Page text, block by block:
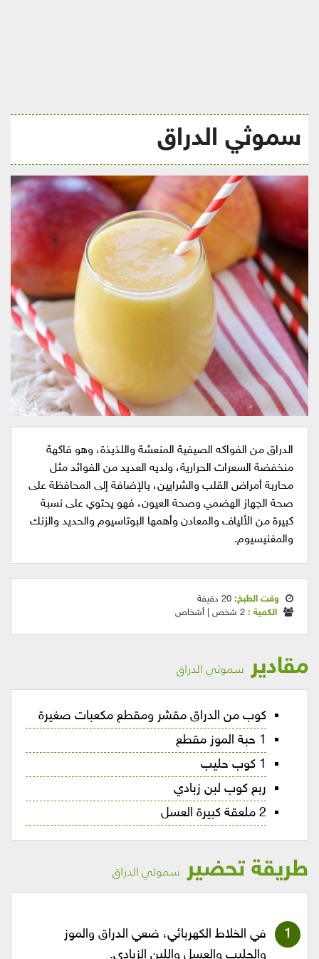
سموثي الدراق
الدراق من الفواكه الصيفية المنعشة واللذيذة، وهو فاكهة
منخفضة السعرات الحرارية، ولديه العديد من الفوائد مثل
محاربة أمراض القلب والشرايين، بالإضافة إلى المحافظة على
صحة الجهاز الهضمي وصحة العيون، فهو يحتوي على نسبة
كبيرة من الألياف والمعادن وأهمها البوتاسيوم والحديد والزنك
والمغنيسيوم.
وقت الطبخ: 20 دقيقة
الكمية : 2 شخص | أشخاص
مقادير سموثي الدراق
كوب من الدراق مقشر ومقطع مكعبات صغيرة
1 حبة الموز مقطع
1 كوب حليب
ربع كوب لبن زبادي
2 ملعقة كبيرة العسل
طريقة تحضير سموثي الدراق
في الخلاط الكهربائي، ضعي الدراق والموز
والحليب والعسل واللبن الزبادي.